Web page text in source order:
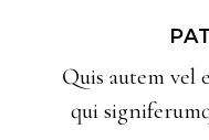
Quis autem vel
qui